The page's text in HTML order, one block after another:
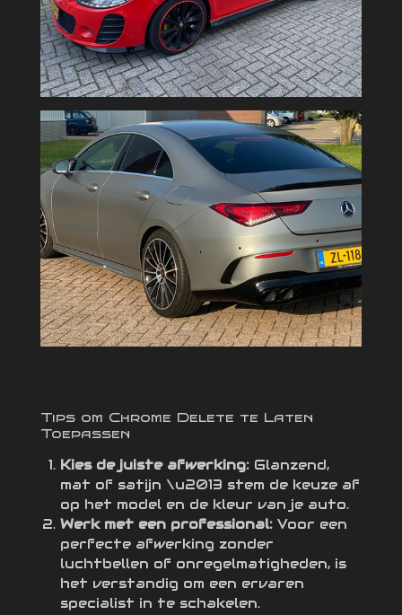
Tips om Chrome Delete te Laten
Toepassen
Kies de juiste afwerking: Glanzend,
mat of satijn \u2013 stem de keuze af
op het model en de kleur van je auto.
Werk met een professional: Voor een
perfecte afwerking zonder
luchtbellen of onregelmatigheden, is
het verstandig om een ervaren
specialist in te schakelen.